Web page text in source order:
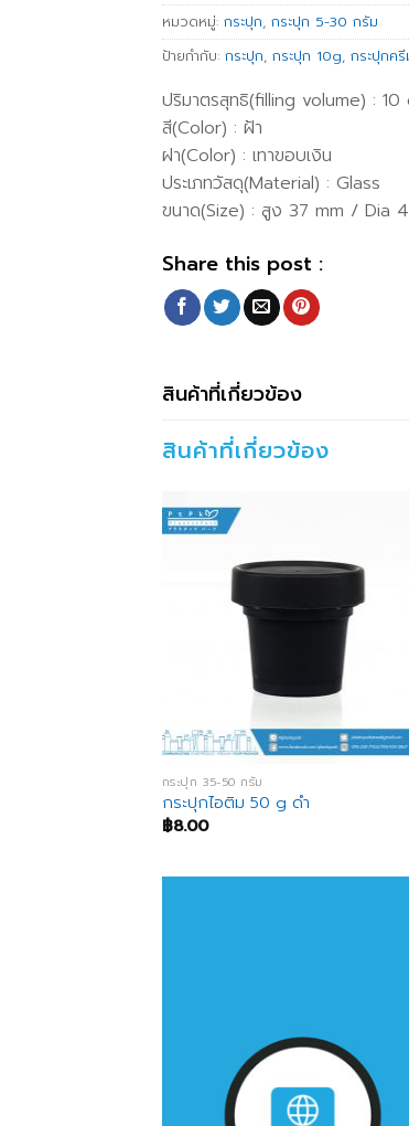
หมวดหมู่: กระปุก, กระปุก 5-30 กรัม
ป้ายกำกับ: กระปุก, กระปุก 10g, กระปุกครี
ปริมาตรสุทธิ(filling volume) : 10
สี(Color) : ฝ้า
ฝา(Color) : เทาขอบเงิน
ประเภทวัสดุ(Material) : Glass
ขนาด(Size) : สูง 37 mm / Dia
Share this post :
สินค้าที่เกี่ยวข้อง
สินค้าที่เกี่ยวข้อง
กระปุก 35-50 กรัม
กระปุกไอติม 50 g ดำ
฿8.00